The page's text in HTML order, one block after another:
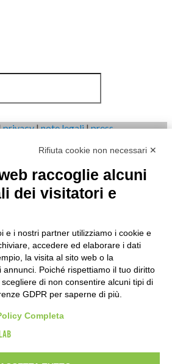
privacy|note legali|press
Istituto di Ricerche Economico Sociali del
Torino - C.F.80084650011 P.Iva
Rifiuta cookie non necessari ✕
raccoglie alcuni
dei visitatori e
e i nostri partner utilizziamo i cookie e
accedere ed elaborare i dati
la visita al sito web o la
annunci. Poiché rispettiamo il tuo diritto
di non consentire alcuni tipi di
GDPR per saperne di più.
Completa